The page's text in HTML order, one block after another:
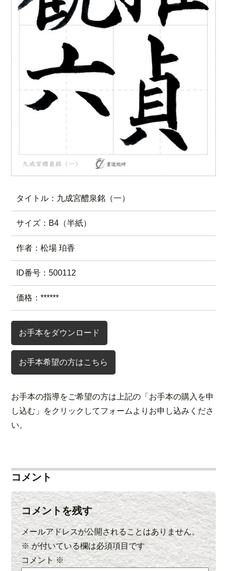
タイトル：九成宮醴泉銘（一）
サイズ：B4（半紙）
作者：松場 珀香
ID番号：500112
価格：******
お手本をダウンロード
お手本希望の方はこちら
お手本の指導をご希望の方は上記の「お手本の購入を申
し込む」をクリックしてフォームよりお申し込みくださ
い。
コメント
コメントを残す
メールアドレスが公開されることはありません。
※が付いている欄は必須項目です
コメント※